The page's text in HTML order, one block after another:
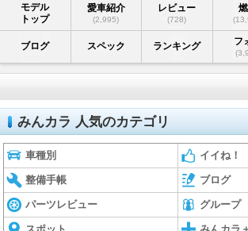
モデル
トップ
愛車紹介
(2,995)
レビュー
(728)
ブログ スペック ランキング フ
みんカラ 人気のカテゴリ
車種別 イイね！
整備手帳 ブログ
パーツレビュー グループ